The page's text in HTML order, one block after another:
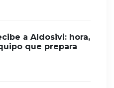
a Aldosivi: hora,
que prepara